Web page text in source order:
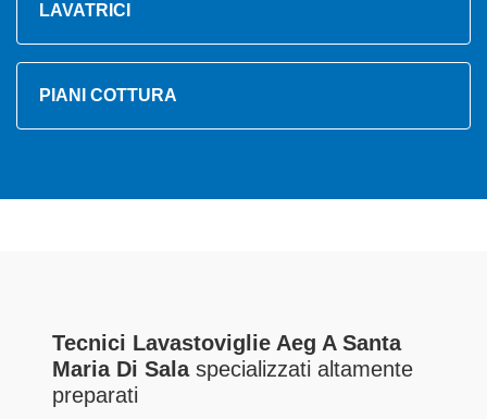
LAVATRICI
PIANI COTTURA
Tecnici Lavastoviglie Aeg A Santa
Maria Di Salaspecializzati altamente
preparati